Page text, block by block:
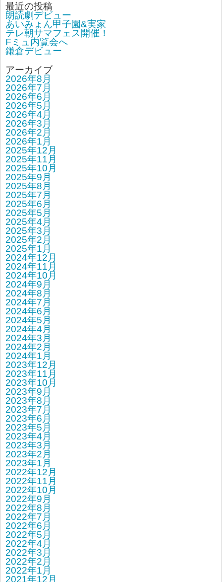
最近の投稿
朗読劇デビュー
あいみょん甲子園&実家
テレ朝サマフェス開催！
Fミュ内覧会へ
鎌倉デビュー
アーカイブ
2026年8月
2026年7月
2026年6月
2026年5月
2026年4月
2026年3月
2026年2月
2026年1月
2025年12月
2025年11月
2025年10月
2025年9月
2025年8月
2025年7月
2025年6月
2025年5月
2025年4月
2025年3月
2025年2月
2025年1月
2024年12月
2024年11月
2024年10月
2024年9月
2024年8月
2024年7月
2024年6月
2024年5月
2024年4月
2024年3月
2024年2月
2024年1月
2023年12月
2023年11月
2023年10月
2023年9月
2023年8月
2023年7月
2023年6月
2023年5月
2023年4月
2023年3月
2023年2月
2023年1月
2022年12月
2022年11月
2022年10月
2022年9月
2022年8月
2022年7月
2022年6月
2022年5月
2022年4月
2022年3月
2022年2月
2022年1月
2021年12月